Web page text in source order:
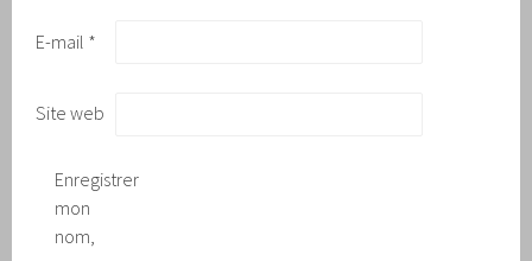
E-mail *
Site web
Enregistrer
mon
nom,